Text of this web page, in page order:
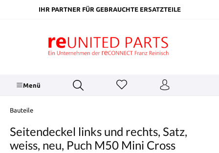
springenIHR PARTNER FÜR GEBRAUCHTE ERSATZTEILE
Menü
Bauteile
Seitendeckel links und rechts, Satz,
weiss, neu, Puch M50 Mini Cross